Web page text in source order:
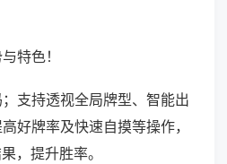
特色！
支持透视全局牌型、智能出
好牌率及快速自摸等操作，
，提升胜率。